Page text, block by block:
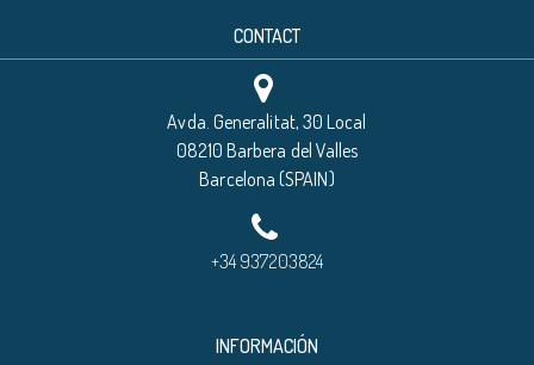
CONTACT
Avda. Generalitat, 30 Local
08210 Barbera del Valles
Barcelona (SPAIN)
+34 937203824
INFORMACIÓN